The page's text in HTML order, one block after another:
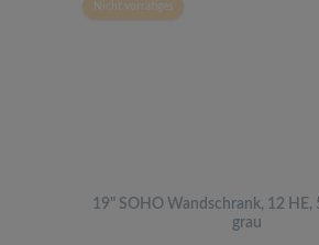
Nicht vorrätiges
19" SOHO Wandschrank, 12 HE,
grau